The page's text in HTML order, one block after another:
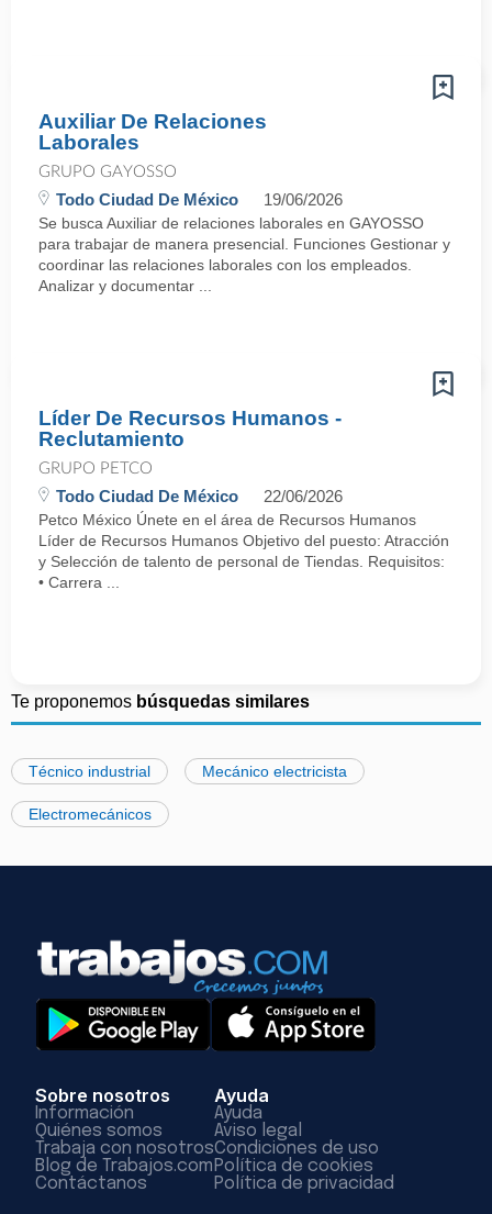
Auxiliar De Relaciones
Laborales
GRUPO GAYOSSO
Todo Ciudad De México 19/06/2026
Se busca Auxiliar de relaciones laborales en GAYOSSO
para trabajar de manera presencial. Funciones Gestionar y
coordinar las relaciones laborales con los empleados.
Analizar y documentar ...
Líder De Recursos Humanos -
Reclutamiento
GRUPO PETCO
Todo Ciudad De México 22/06/2026
Petco México Únete en el área de Recursos Humanos
Líder de Recursos Humanos Objetivo del puesto: Atracción
y Selección de talento de personal de Tiendas. Requisitos:
• Carrera ...
Te proponemos búsquedas similares
Técnico industrial Mecánico electricista
Electromecánicos
Sobre nosotros
Información
Quiénes somos
Trabaja con nosotros
Blog de Trabajos.com
Contáctanos
Ayuda
Ayuda
Aviso legal
Condiciones de uso
Política de cookies
Política de privacidad